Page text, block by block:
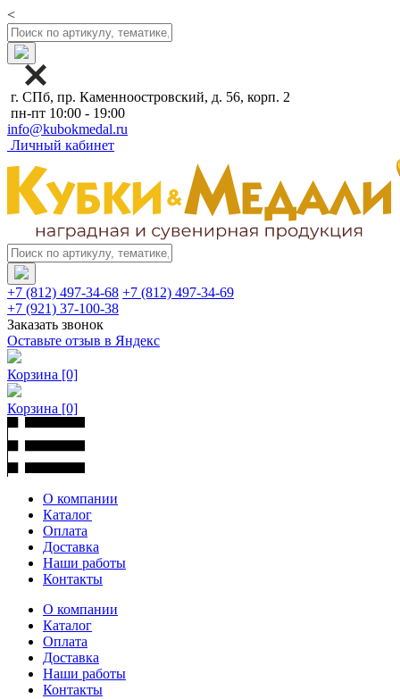
<
г. СПб, пр. Каменноостровский, д. 56, корп. 2
пн-пт 10:00 - 19:00
info@kubokmedal.ru
Личный кабинет
+7 (812) 497-34-68 +7 (812) 497-34-69
+7 (921) 37-100-38
Заказать звонок
Оставьте отзыв в Яндекс
Корзина [0]
Корзина [0]
О компании
Каталог
Оплата
Доставка
Наши работы
Контакты
О компании
Каталог
Оплата
Доставка
Наши работы
Контакты